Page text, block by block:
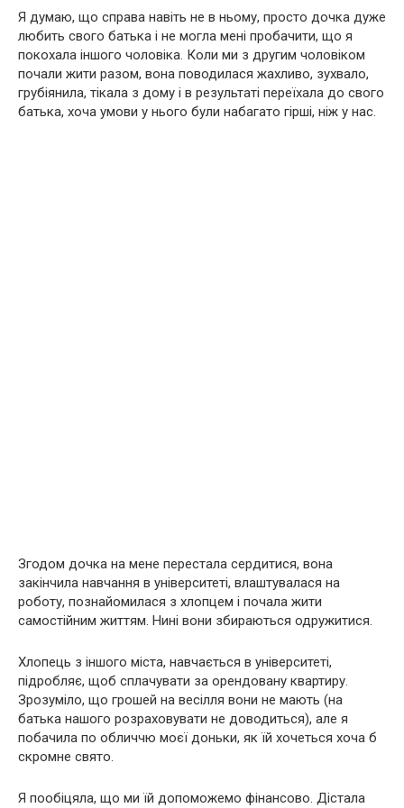
Я думаю, що справа навіть не в ньому, просто дочка дуже
любить свого батька і не могла мені пробачити, що я
покохала іншого чоловіка. Коли ми з другим чоловіком
почали жити разом, вона поводилася жахливо, зухвало,
грубіянила, тікала з дому і в результаті переїхала до свого
батька, хоча умови у нього були набагато гірші, ніж у нас.
Згодом дочка на мене перестала сердитися, вона
закінчила навчання в університеті, влаштувалася на
роботу, познайомилася з хлопцем і почала жити
самостійним життям. Нині вони збираються одружитися.
Хлопець з іншого міста, навчається в університеті,
підробляє, щоб сплачувати за орендовану квартиру.
Зрозуміло, що грошей на весілля вони не мають (на
батька нашого розраховувати не доводиться), але я
побачила по обличчю моєї доньки, як їй хочеться хоча б
скромне свято.
Я пообіцяла, що ми їй допоможемо фінансово. Дістала